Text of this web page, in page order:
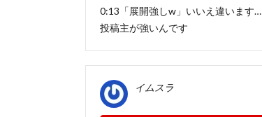
0:13「展開強しw」いいえ違います…
投稿主が強いんです
イムスラ